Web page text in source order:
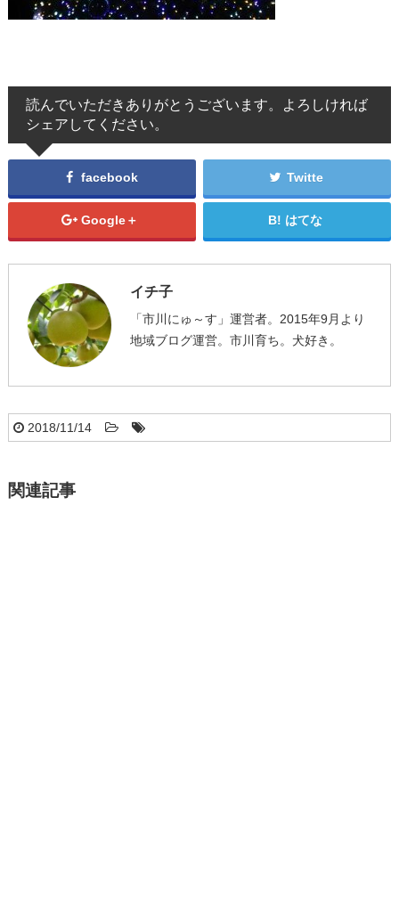
読んでいただきありがとうございます。よろしければ
シェアしてください。
facebook Twitte
Google＋ はてな
イチ子
「市川にゅ～す」運営者。2015年9月より
地域ブログ運営。市川育ち。犬好き。
2018/11/14
関連記事